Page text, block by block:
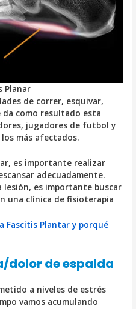
Planar
de correr, esquivar,
da como resultado esta
jugadores de futbol y
más afectados.
es importante realizar
adecuadamente.
lesión, es importante buscar
una clínica de fisioterapia
Fascitis Plantar y porqué
dolor de espalda
a niveles de estrés
vamos acumulando